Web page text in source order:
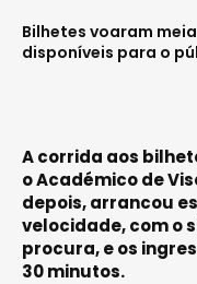
Bilhetes voaram
disponíveis para o
A corrida aos
o Académico de
depois, arrancou
velocidade, com o
procura, e os
30 minutos.